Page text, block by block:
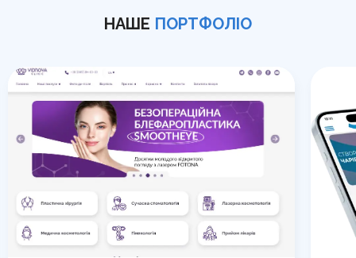
НАШЕ ПОРТФОЛІО